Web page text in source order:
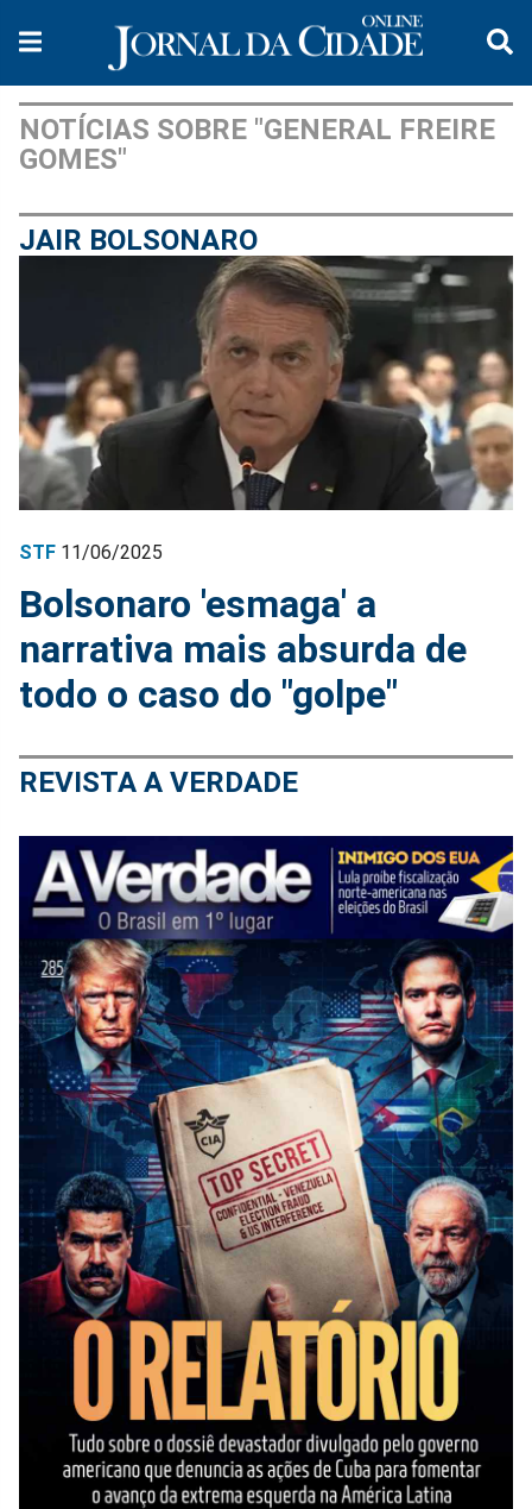
NOTÍCIAS SOBRE "GENERAL FREIRE
GOMES"
JAIR BOLSONARO
STF 11/06/2025
Bolsonaro 'esmaga' a
narrativa mais absurda de
todo o caso do "golpe"
REVISTA A VERDADE